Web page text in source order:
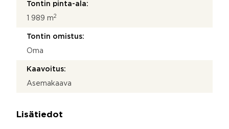
Tontin pinta-ala:
1 989 m2
Tontin omistus:
Oma
Kaavoitus:
Asemakaava
Lisätiedot